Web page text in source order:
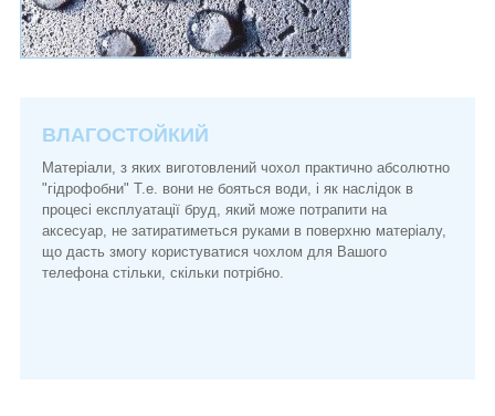
ВЛАГОСТОЙКИЙ
Матеріали, з яких виготовлений чохол практично абсолютно
"гідрофобни" Т.е. вони не бояться води, і як наслідок в
процесі експлуатації бруд, який може потрапити на
аксесуар, не затиратиметься руками в поверхню матеріалу,
що дасть змогу користуватися чохлом для Вашого
телефона стільки, скільки потрібно.